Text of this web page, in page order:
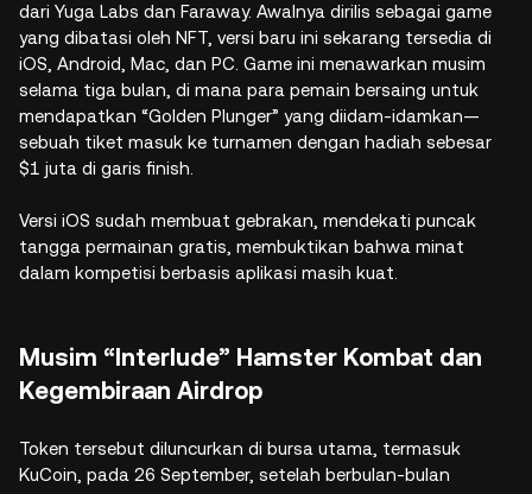
dari Yuga Labs dan Faraway. Awalnya dirilis sebagai game
yang dibatasi oleh NFT, versi baru ini sekarang tersedia di
iOS, Android, Mac, dan PC. Game ini menawarkan musim
selama tiga bulan, di mana para pemain bersaing untuk
mendapatkan “Golden Plunger” yang diidam-idamkan—
sebuah tiket masuk ke turnamen dengan hadiah sebesar
$1 juta di garis finish.
Versi iOS sudah membuat gebrakan, mendekati puncak
tangga permainan gratis, membuktikan bahwa minat
dalam kompetisi berbasis aplikasi masih kuat.
Musim “Interlude” Hamster Kombat dan
Kegembiraan Airdrop
Token tersebut diluncurkan di bursa utama, termasuk
KuCoin, pada 26 September, setelah berbulan-bulan